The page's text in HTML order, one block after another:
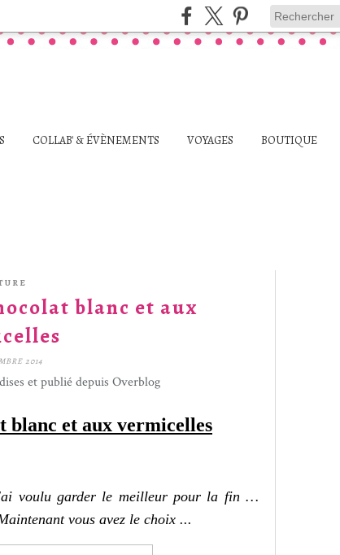
COLLAB' & ÉVÈNEMENTS VOYAGES BOUTIQUE
blanc et aux
2014
et publié depuis Overblog
blanc et aux vermicelles
voulu garder le meilleur pour la fin …
vous avez le choix ...